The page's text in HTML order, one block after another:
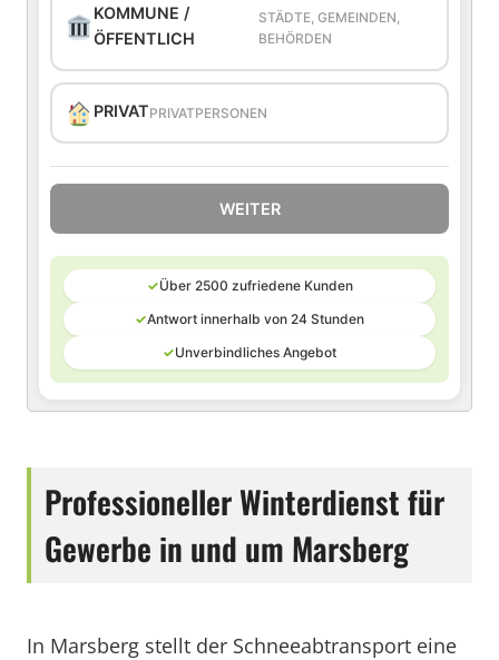
KOMMUNE /
ÖFFENTLICH
STÄDTE, GEMEINDEN,
BEHÖRDEN
PRIVATPRIVATPERSONEN
WEITER
✓Über 2500 zufriedene Kunden
✓Antwort innerhalb von 24 Stunden
✓Unverbindliches Angebot
Professioneller Winterdienst für
Gewerbe in und um Marsberg
In Marsberg stellt der Schneeabtransport eine